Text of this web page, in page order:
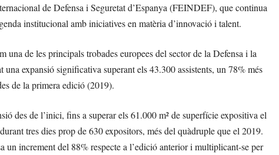
de Defensa i Seguretat d’Espanya (FEINDEF), que continua
institucional amb iniciatives en matèria d’innovació i talent.
de les principals trobades europees del sector de la Defensa i la
expansió significativa superant els 43.300 assistents, un 78% més
de la primera edició (2019).
des de l’inici, fins a superar els 61.000 m² de superfície expositiva el
tres dies prop de 630 expositors, més del quàdruple que el 2019.
un increment del 88% respecte a l’edició anterior i multiplicant-se per